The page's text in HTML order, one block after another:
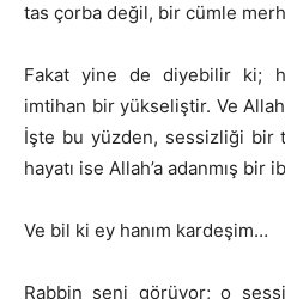
tas çorba değil, bir cümle
Fakat yine de diyebilir ki;
imtihan bir yükseliştir. Ve
İşte bu yüzden, sessizliği bir
hayatı ise Allah’a adanmış bir
Ve bil ki ey hanım kardeşim…
Rabbin seni görüyor; o